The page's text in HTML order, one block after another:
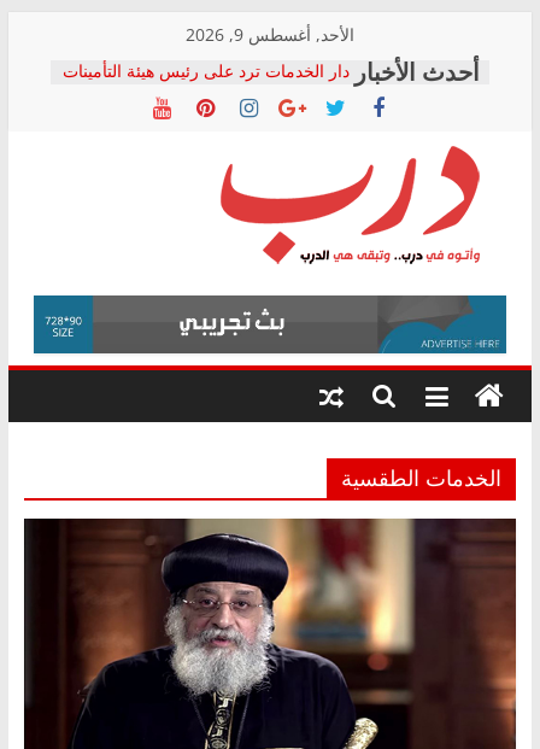
content
الأحد, أغسطس 9, 2026
دار الخدمات ترد على رئيس هيئة التأمينات
بعد مؤتمره الصحفي: إنكار الأزمة لا ينهي
معاناة أصحاب المعاشات.. ونطالب بكشف
فرحات سليمان يكتب: القطاع الصحي إلى
أين؟
حزب التحالف الشعبي يطلق لجنة “الحق
في الصحة” بالإسكندرية لرصد الانتهاكات
ودعم المرضى
الوزاري لمدينة الصحفيين.. وانتهاء أعمال
إنشاء المبنى الإداري
المجلس القومي لحقوق الإنسان يعلن
متابعة قضية الدكتور محمد زهران.. ويؤكد:
قرينة البراءة وضمانات المحاكمة العادلة
درب
وأتوه
درب..
وتبقى
هي
الخدمات الطقسية